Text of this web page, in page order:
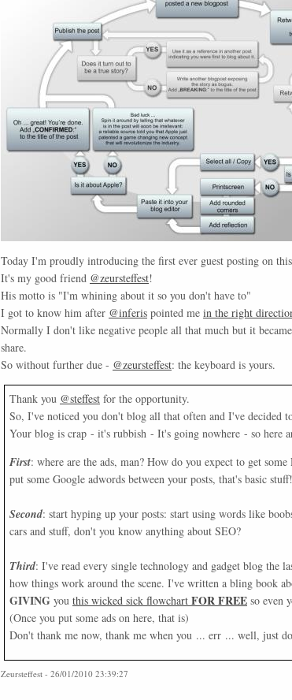
Today I'm proudly introducing the first ever guest posting on
It's my good friend @zeursteffest!
His motto is "I'm whining about it so you don't have to"
I got to know him after @inferis pointed me in the right
Normally I don't like negative people all that much but it
share.
So without further due - @zeursteffest: the keyboard is yours.
Thank you @steffest for the opportunity.
So, I've noticed you don't blog all that often and I've decided
Your blog is crap - it's rubbish - It's going nowhere - so here
First: where are the ads, man? How do you expect to get
put some Google adwords between your posts, that's basic stuff!
Second: start hyping up your posts: start using words like
cars and stuff, don't you know anything about SEO?
Third: I've read every single technology and gadget blog the
how things work around the scene. I've written a bling book
GIVING you this wicked sick flowchart FOR FREE so even
(Once you put some ads on here, that is)
Don't thank me now, thank me when you ... err ... well, just
Zeursteffest - 26/01/2010 23:39:27